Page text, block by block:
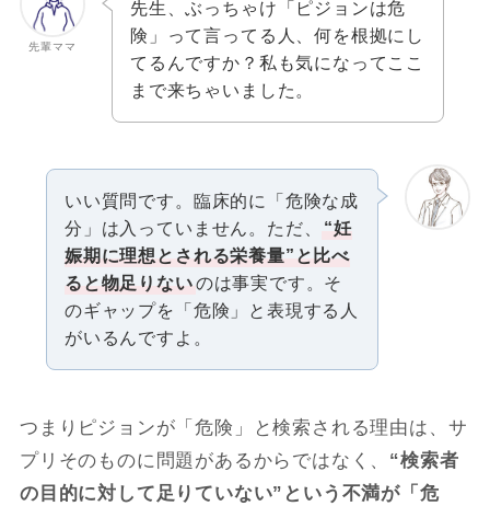
先輩ママ
先生、ぶっちゃけ「ピジョンは危
険」って言ってる人、何を根拠にし
てるんですか？私も気になってここ
まで来ちゃいました。
いい質問です。臨床的に「危険な成
分」は入っていません。ただ、
“妊
娠期に理想とされる栄養量”と比べ
ると物足りないのは事実です。そ
のギャップを「危険」と表現する人
がいるんですよ。
つまりピジョンが「危険」と検索される理由は、サ
プリそのものに問題があるからではなく、 “検索者
の目的に対して足りていない”という不満が「危